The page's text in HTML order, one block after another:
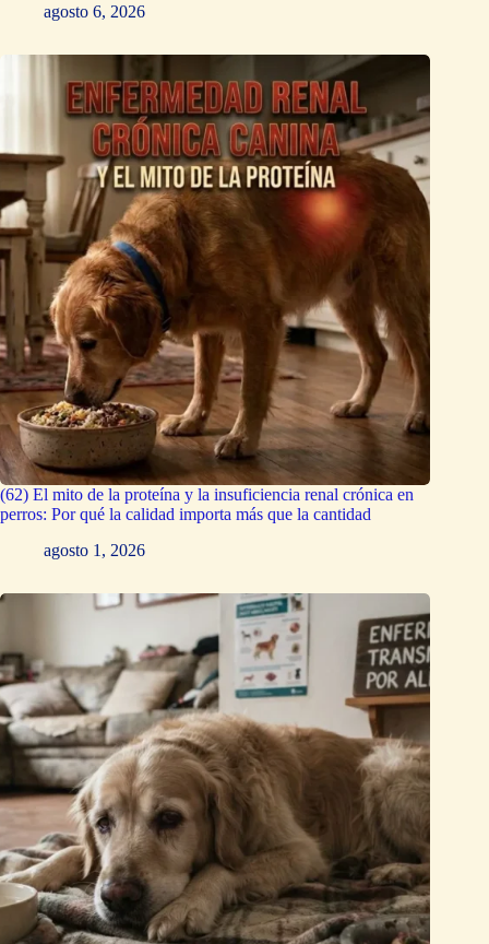
agosto 6, 2026
(62) El mito de la proteína y la insuficiencia renal crónica en
perros: Por qué la calidad importa más que la cantidad
agosto 1, 2026